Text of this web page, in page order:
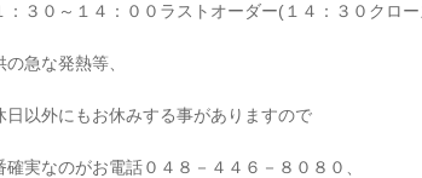
：３０～１４：００ラストオーダー(１４：３０クロー
の急な発熱等、
日以外にもお休みする事がありますので
確実なのがお電話０４８－４４６－８０８０、